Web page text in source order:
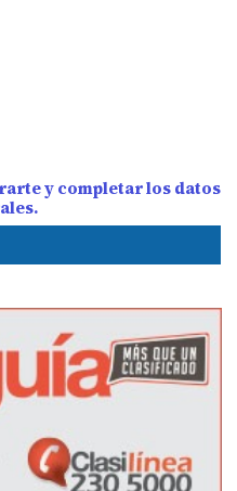
y completar los datos